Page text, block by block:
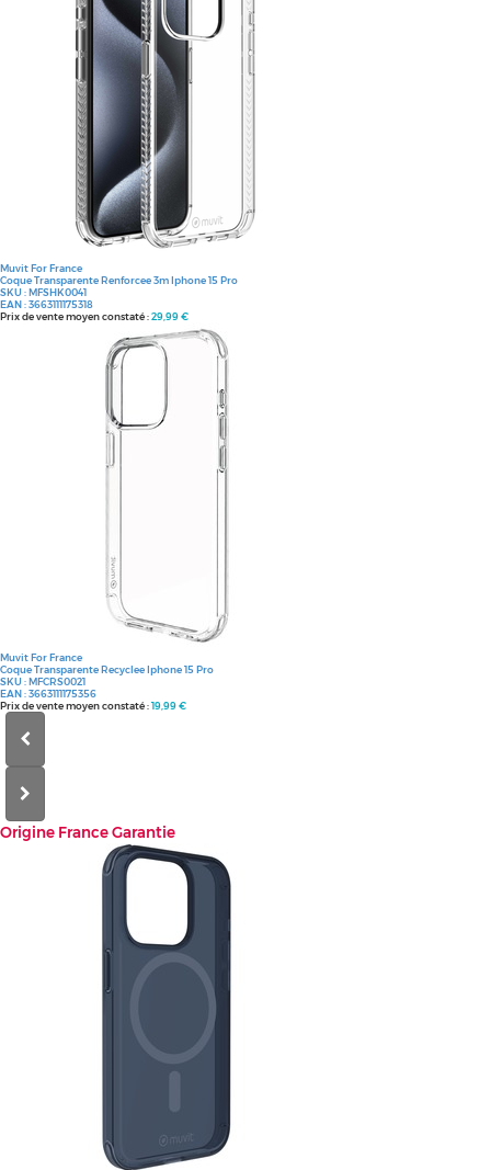
Muvit For France
Coque Transparente Renforcee 3m Iphone 15 Pro
SKU :MFSHK0041
EAN :3663111175318
Prix de vente moyen constaté :29,99 €
Muvit For France
Coque Transparente Recyclee Iphone 15 Pro
SKU :MFCRS0021
EAN :3663111175356
Prix de vente moyen constaté :19,99 €
Origine France Garantie